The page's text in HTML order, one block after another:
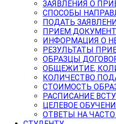
ЗАЯВЛЕНИЯ О
СПОСОБЫ
ПОДАТЬ
ПРИЕМ
ИНФОРМАЦИЯ О
РЕЗУЛЬТАТЫ
ОБРАЗЦЫ
ОБЩЕЖИТИЕ,
КОЛИЧЕСТВО
СТОИМОСТЬ
РАСПИСАНИЕ
ЦЕЛЕВОЕ
ОТВЕТЫ НА